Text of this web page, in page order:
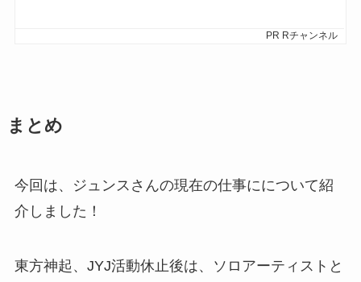
まとめ
今回は、ジュンスさんの現在の仕事にについて紹
介しました！
東方神起、JYJ活動休止後は、ソロアーティストと